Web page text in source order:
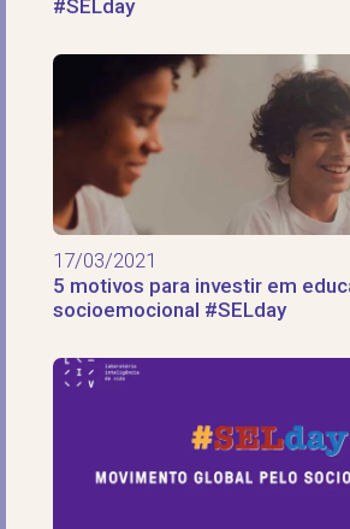
#SELday
17/03/2021
5 motivos para investir em
socioemocional #SELday